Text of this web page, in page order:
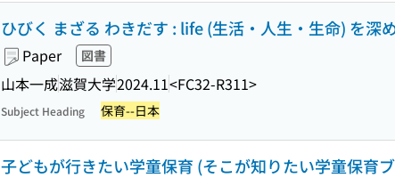
ひびく まざる わきだす : life (生活・人生・生命) を深
Paper 図書
山本一成滋賀大学2024.11<FC32-R311>
Subject Heading 保育--日本
子どもが行きたい学童保育 (そこが知りたい学童保育